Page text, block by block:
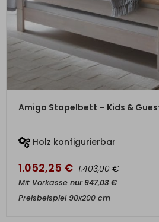
ZUM PRODUKT
Amigo Stapelbett – Kids &
Holz konfigurierbar
1.052,25 € 1.403,00€
Mit Vorkasse nur947,03€
Preisbeispiel 90x200 cm